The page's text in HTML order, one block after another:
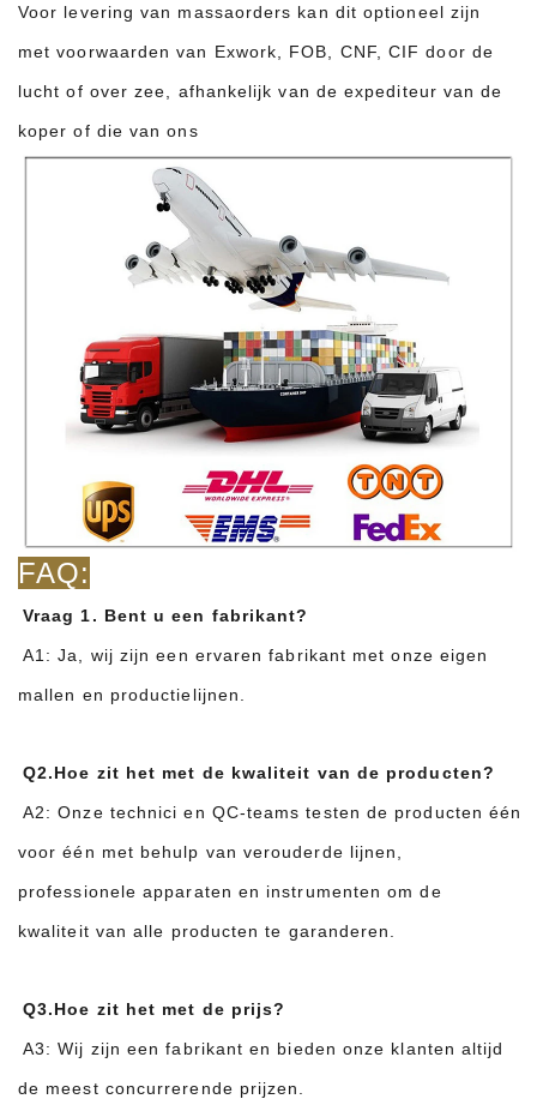
Voor levering van massaorders kan dit optioneel zijn
met voorwaarden van Exwork, FOB, CNF, CIF door de
lucht of over zee, afhankelijk van de expediteur van de
koper of die van ons
FAQ:
Vraag 1. Bent u een fabrikant?
A1: Ja, wij zijn een ervaren fabrikant met onze eigen
mallen en productielijnen.
Q2.Hoe zit het met de kwaliteit van de producten?
A2: Onze technici en QC-teams testen de producten één
voor één met behulp van verouderde lijnen,
professionele apparaten en instrumenten om de
kwaliteit van alle producten te garanderen.
Q3.Hoe zit het met de prijs?
A3: Wij zijn een fabrikant en bieden onze klanten altijd
de meest concurrerende prijzen.